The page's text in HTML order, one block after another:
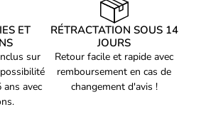
MX Glass ARGB Blanc est doté
moderne qui ajoutera une touche de
1x bouton d’alimentation
1x bouton de réinitialisation
330 millimètre
jusqu’à 160 mm
ET
sur
avec
RÉTRACTATION SOUS 14
JOURS
Retour facile et rapide avec
remboursement en cas de
changement d'avis !